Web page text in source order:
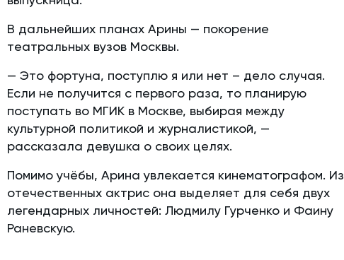
В дальнейших планах Арины — покорение
театральных вузов Москвы.
— Это фортуна, поступлю я или нет – дело случая.
Если не получится с первого раза, то планирую
поступать во МГИК в Москве, выбирая между
культурной политикой и журналистикой, —
рассказала девушка о своих целях.
Помимо учёбы, Арина увлекается кинематографом. Из
отечественных актрис она выделяет для себя двух
легендарных личностей: Людмилу Гурченко и Фаину
Раневскую.